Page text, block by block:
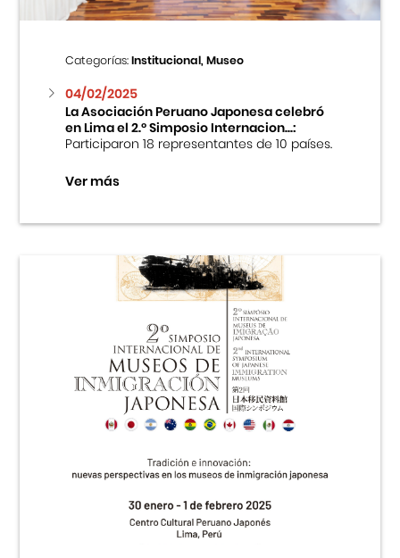
Categorías:Institucional, Museo
04/02/2025
La Asociación Peruano Japonesa celebró
en Lima el 2.º Simposio Internacion...:
Participaron 18 representantes de 10 países.
Ver más